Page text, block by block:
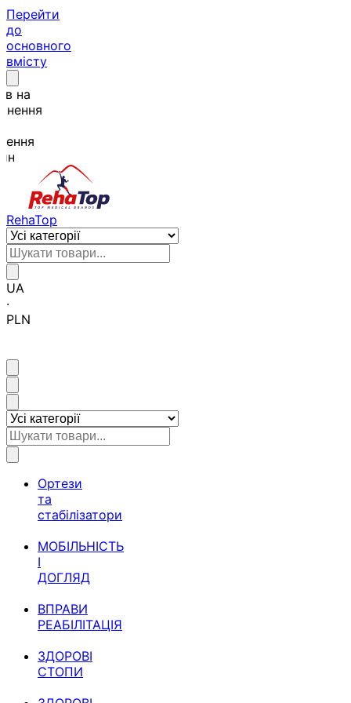
Перейти
до
основного
вмісту
на
RehaTop
UA
·
PLN
Ортези
та
стабілізатори
МОБІЛЬНІСТЬ
І
ДОГЛЯД
ВПРАВИ
РЕАБІЛІТАЦІЯ
ЗДОРОВІ
СТОПИ